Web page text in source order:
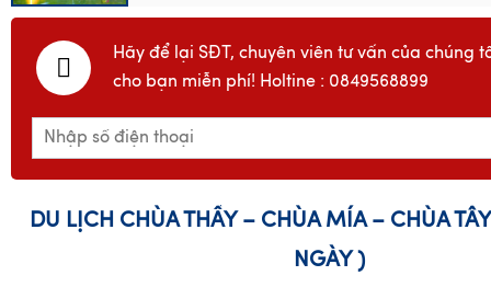
Hãy để lại SĐT, chuyên viên tư vấn của chúng
cho bạn miễn phí! Holtine : 0849568899
DU LỊCH CHÙA THẦY – CHÙA MÍA – CHÙA
NGÀY )